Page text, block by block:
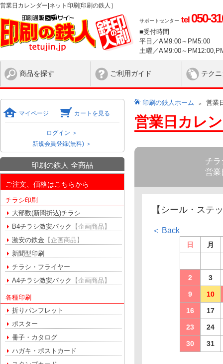
営業日カレンダー|ネット印刷[印刷の鉄人］
サポートセンター tel 050-
■受付時間
平日／AM9:00～PM5:00
土曜／AM9:00～
商品を探す ご利用ガイド テク
マイページ カートを見る
ログイン ＞
新規会員登録(無料) ＞
印刷の鉄人 全商品
ご注文、価格はこちらから
チラシ印刷
大部数(新聞折込)チラシ
B4チラシ激安パック
【企画商品】
激安の鉄金 【企画商品】
新聞型印刷
チラシ・フライヤー
A4チラシ激安パック
【企画商品】
各種印刷
折りパンフレット
ポスター
冊子・カタログ
ハガキ・ポストカード
印刷の鉄人ホーム 営業
営業日カレ
チ
営業
【シール・ステ
＜ Back
日 月
2 3
9 10
16 17
23 24
30 31